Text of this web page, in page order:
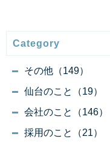
Category
その他（149）
仙台のこと（19）
会社のこと（146）
採用のこと（21）